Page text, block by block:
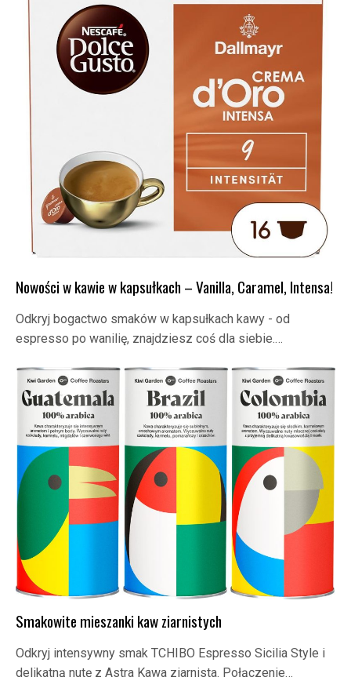
Nowości w kawie w kapsułkach – Vanilla, Caramel, Intensa!
Odkryj bogactwo smaków w kapsułkach kawy - od
espresso po wanilię, znajdziesz coś dla siebie.…
Smakowite mieszanki kaw ziarnistych
Odkryj intensywny smak TCHIBO Espresso Sicilia Style i
delikatną nutę z Astra Kawa ziarnista. Połączenie…